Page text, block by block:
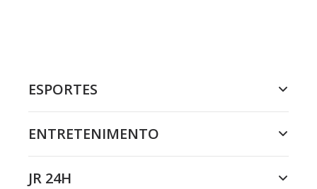
ESPORTES
ENTRETENIMENTO
JR 24H